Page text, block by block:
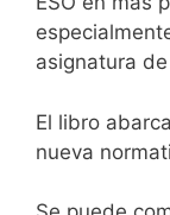
asignatura
El libro
nueva